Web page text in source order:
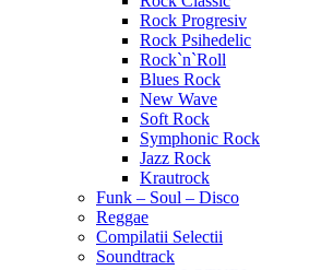
Rock Progresiv
Rock Psihedelic
Rock`n`Roll
Blues Rock
New Wave
Soft Rock
Symphonic Rock
Jazz Rock
Krautrock
Funk – Soul – Disco
Reggae
Compilatii Selectii
Soundtrack